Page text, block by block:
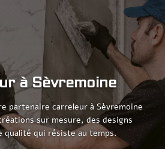
à Sèvremoine
partenaire carreleur à Sèvremoine
sur mesure, des designs
qualité qui résiste au temps.